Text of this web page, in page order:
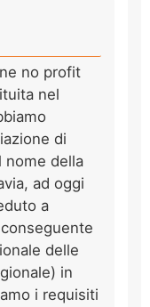
no profit
nel
di
nome della
ad oggi
a
delle
in
i requisiti